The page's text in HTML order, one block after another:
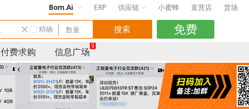
Bom.Ai ERP 供应链 小蜜蜂 直营店 货场
精确
付费求购 信息广场
9